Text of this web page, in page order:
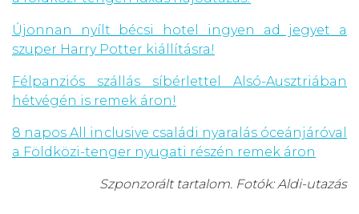
Újonnan nyílt bécsi hotel ingyen ad jegyet a
szuper Harry Potter kiállításra!
Félpanziós szállás síbérlettel Alsó-Ausztriában
hétvégén is remek áron!
8 napos All inclusive családi nyaralás óceánjáróval
a Földközi-tenger nyugati részén remek áron
Szponzorált tartalom. Fotók: Aldi-utazás